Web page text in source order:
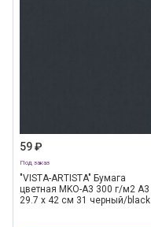
59 ₽
Под заказ
"VISTA-ARTISTA" Бумага
цветная MKO-A3 300 г/м2 A3
29.7 х 42 см 31 черный/black